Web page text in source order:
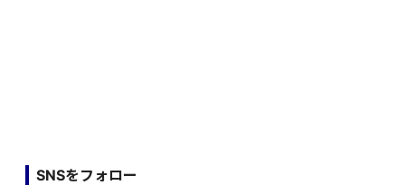
SNSをフォロー